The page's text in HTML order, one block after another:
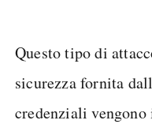
Questo tipo di
sicurezza fornita
credenziali